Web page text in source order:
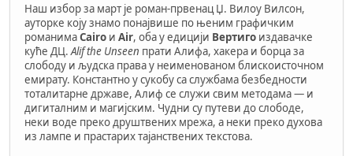
Наш избор за март је роман-првенац Џ. Вилоу Вилсон,
ауторке коју знамо понајвише по њеним графичким
романимаCairo и Air, оба у едицији Вертиго издавачке
куће ДЦ.Alif the Unseen прати Алифа, хакера и борца за
слободу и људска права у неименованом блискоисточном
емирату. Константно у сукобу са службама безбедности
тоталитарне државе, Алиф се служи свим методама — и
дигиталним и магијским. Чудни су путеви до слободе,
неки воде преко друштвених мрежа, а неки преко духова
из лампе и прастарих тајанствених текстова.